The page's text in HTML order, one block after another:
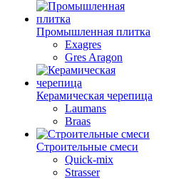
Промышленная плитка
Exagres
Gres Aragon
Керамическая черепица
Laumans
Braas
Строительные смеси
Quick-mix
Strasser